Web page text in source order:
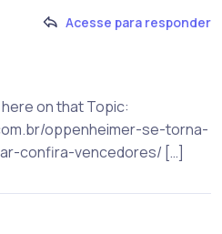
Acesse para responder
on that Topic:
oppenheimer-se-torna-
confira-vencedores/ […]